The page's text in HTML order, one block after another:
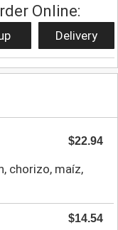
Online:
Delivery
$22.94
chorizo, maíz,
$14.54